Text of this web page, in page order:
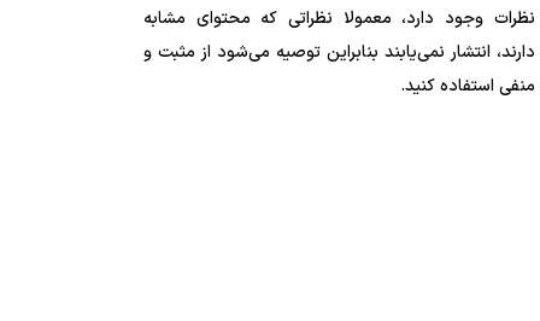
نظرات وجود دارد، معمولا نظراتی که محتوای مشابه
دارند، انتشار نمی‌یابند بنابراین توصیه می‌شود از مثبت و
منفی استفاده کنید.